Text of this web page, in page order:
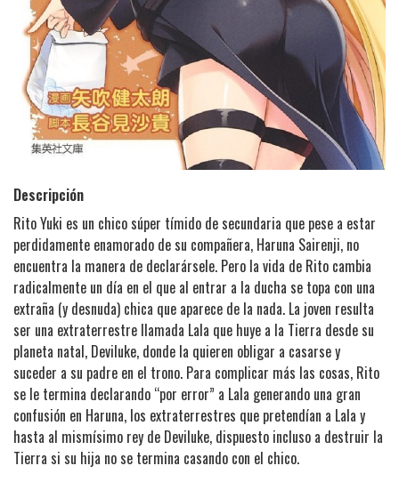
Descripción
Rito Yuki es un chico súper tímido de secundaria que pese a estar
perdidamente enamorado de su compañera, Haruna Sairenji, no
encuentra la manera de declarársele. Pero la vida de Rito cambia
radicalmente un día en el que al entrar a la ducha se topa con una
extraña (y desnuda) chica que aparece de la nada. La joven resulta
ser una extraterrestre llamada Lala que huye a la Tierra desde su
planeta natal, Deviluke, donde la quieren obligar a casarse y
suceder a su padre en el trono. Para complicar más las cosas, Rito
se le termina declarando “por error” a Lala generando una gran
confusión en Haruna, los extraterrestres que pretendían a Lala y
hasta al mismísimo rey de Deviluke, dispuesto incluso a destruir la
Tierra si su hija no se termina casando con el chico.